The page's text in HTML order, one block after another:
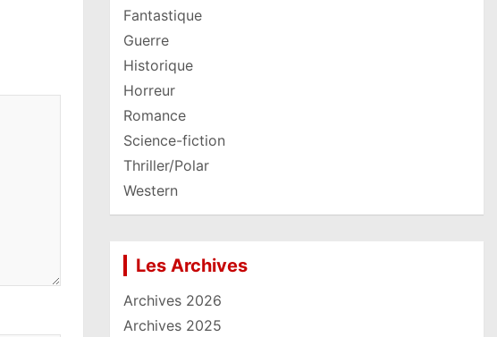
Fantastique
Guerre
Historique
Horreur
Romance
Science-fiction
Thriller/Polar
Western
Les Archives
Archives 2026
Archives 2025